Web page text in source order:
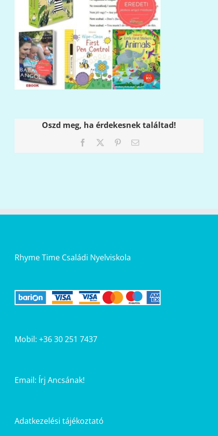
Oszd meg, ha érdekesnek találtad!
Facebook PinterestEmail:
Rhyme Time Családi Nyelviskola
Mobil: +36 30 251 7437
Email: Írj Ancsának!
Adatkezelési tájékoztató